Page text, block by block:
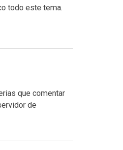
todo este tema.
que comentar
de